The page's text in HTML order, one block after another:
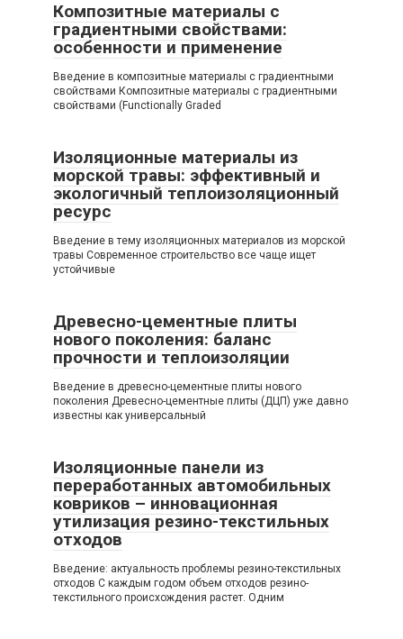
Композитные материалы с
градиентными свойствами:
особенности и применение
Введение в композитные материалы с градиентными
свойствами Композитные материалы с градиентными
свойствами (Functionally Graded
Изоляционные материалы из
морской травы: эффективный и
экологичный теплоизоляционный
ресурс
Введение в тему изоляционных материалов из морской
травы Современное строительство все чаще ищет
устойчивые
Древесно-цементные плиты
нового поколения: баланс
прочности и теплоизоляции
Введение в древесно-цементные плиты нового
поколения Древесно-цементные плиты (ДЦП) уже давно
известны как универсальный
Изоляционные панели из
переработанных автомобильных
ковриков – инновационная
утилизация резино-текстильных
отходов
Введение: актуальность проблемы резино-текстильных
отходов С каждым годом объем отходов резино-
текстильного происхождения растет. Одним